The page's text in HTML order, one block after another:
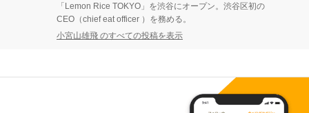
「Lemon Rice TOKYO」を渋谷にオープン。渋谷区初の
CEO（chief eat officer ）を務める。
小宮山雄飛 のすべての投稿を表示